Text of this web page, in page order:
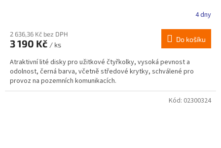
4 dny
2 636,36 Kč bez DPH
3 190 Kč / ks
Do košíku
Atraktivní lité disky pro užitkové čtyřkolky, vysoká pevnost a
odolnost, černá barva, včetně středové krytky, schválené pro
provoz na pozemních komunikacích.
Kód: 02300324